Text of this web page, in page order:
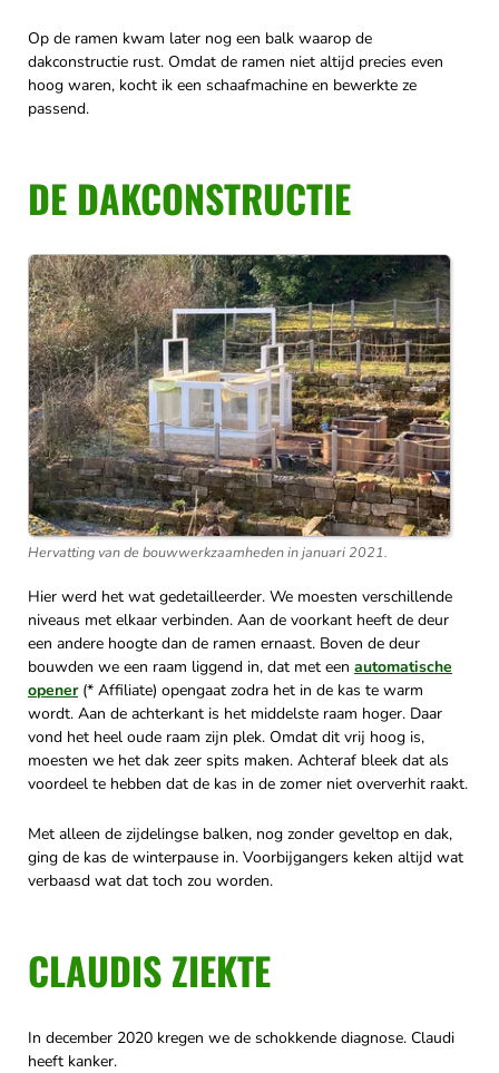
Op de ramen kwam later nog een balk waarop de
dakconstructie rust. Omdat de ramen niet altijd precies even
hoog waren, kocht ik een schaafmachine en bewerkte ze
passend.
DE DAKCONSTRUCTIE
Hervatting van de bouwwerkzaamheden in januari 2021.
Hier werd het wat gedetailleerder. We moesten verschillende
niveaus met elkaar verbinden. Aan de voorkant heeft de deur
een andere hoogte dan de ramen ernaast. Boven de deur
bouwden we een raam liggend in, dat met een automatische
opener(* Affiliate) opengaat zodra het in de kas te warm
wordt. Aan de achterkant is het middelste raam hoger. Daar
vond het heel oude raam zijn plek. Omdat dit vrij hoog is,
moesten we het dak zeer spits maken. Achteraf bleek dat als
voordeel te hebben dat de kas in de zomer niet oververhit raakt.
Met alleen de zijdelingse balken, nog zonder geveltop en dak,
ging de kas de winterpause in. Voorbijgangers keken altijd wat
verbaasd wat dat toch zou worden.
CLAUDIS ZIEKTE
In december 2020 kregen we de schokkende diagnose. Claudi
heeft kanker.